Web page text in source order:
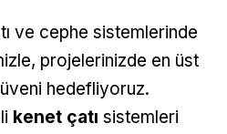
ve cephe sistemlerinde
projelerinizde en üst
hedefliyoruz.
kenet çatı sistemleri